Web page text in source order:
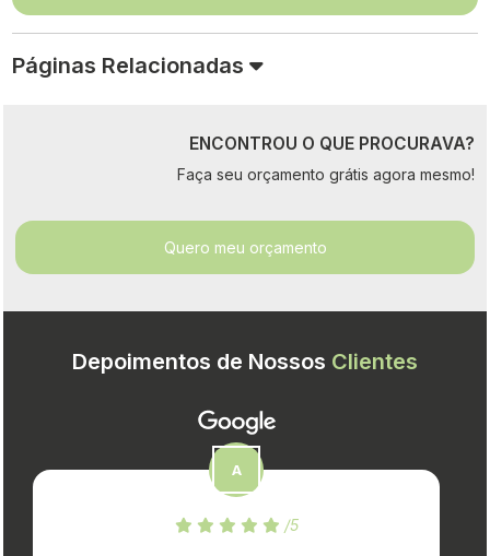
Páginas Relacionadas
ENCONTROU O QUE PROCURAVA?
Faça seu orçamento grátis agora mesmo!
Quero meu orçamento
Depoimentos de Nossos Clientes
/5